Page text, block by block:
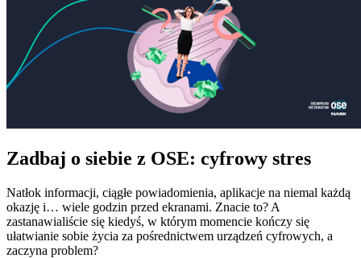
Zadbaj o siebie z OSE: cyfrowy stres
Natłok informacji, ciągłe powiadomienia, aplikacje na niemal każdą
okazję i… wiele godzin przed ekranami. Znacie to? A
zastanawialiście się kiedyś, w którym momencie kończy się
ułatwianie sobie życia za pośrednictwem urządzeń cyfrowych, a
zaczyna problem?